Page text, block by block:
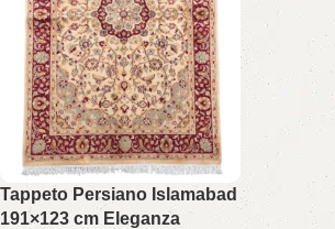
Tappeto Persiano Islamabad
191×123 cm Eleganza